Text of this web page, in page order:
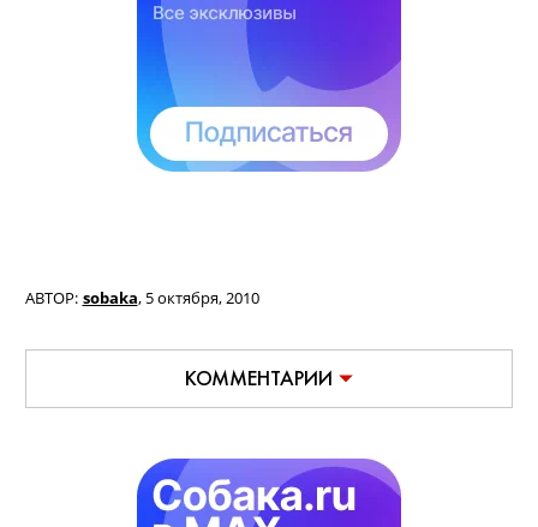
Лофт Проект ЭТАЖИ
Лиговский проспект, 74